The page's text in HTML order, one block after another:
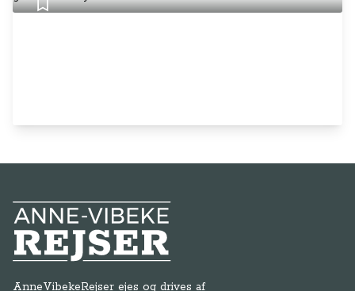
Anne-Vibeke Rejser
AnneVibekeRejser ejes og drives af